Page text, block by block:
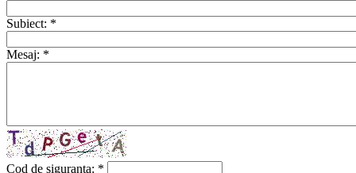
Subiect: *
Mesaj: *
Cod de siguranta: *